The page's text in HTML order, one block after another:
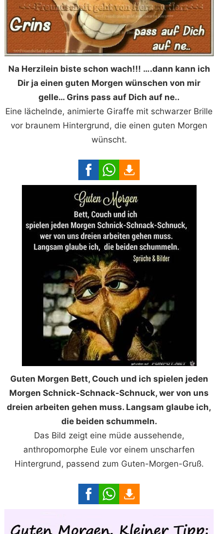
Na Herzilein biste schon wach!!! ….dann kann ich
Dir ja einen guten Morgen wünschen von mir
gelle… Grins pass auf Dich auf ne..
Eine lächelnde, animierte Giraffe mit schwarzer Brille
vor braunem Hintergrund, die einen guten Morgen
wünscht.
Guten Morgen Bett, Couch und ich spielen jeden
Morgen Schnick-Schnack-Schnuck, wer von uns
dreien arbeiten gehen muss. Langsam glaube ich,
die beiden schummeln.
Das Bild zeigt eine müde aussehende,
anthropomorphe Eule vor einem unscharfen
Hintergrund, passend zum Guten-Morgen-Gruß.